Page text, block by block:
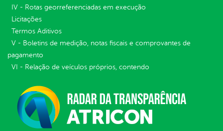
IV - Rotas georreferenciadas em execução
Licitações
Termos Aditivos
V - Boletins de medição, notas fiscais e comprovantes de
pagamento
VI - Relação de veículos próprios, contendo